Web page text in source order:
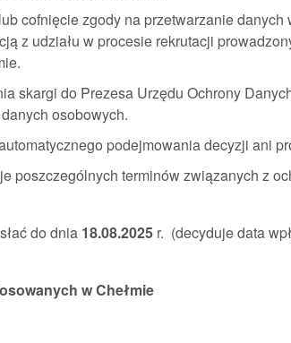
cofnięcie zgody na przetwarzanie danych
z udziału w procesie rekrutacji
skargi do Prezesa Urzędu Ochrony
osobowych.
podejmowania decyzji ani
poszczególnych terminów związanych z
do dnia 18.08.2025 r. (decyduje data
w Chełmie